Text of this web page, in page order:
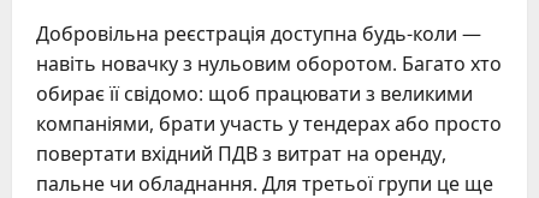
Добровільна реєстрація доступна будь-коли —
навіть новачку з нульовим оборотом. Багато хто
обирає її свідомо: щоб працювати з великими
компаніями, брати участь у тендерах або просто
повертати вхідний ПДВ з витрат на оренду,
пальне чи обладнання. Для третьої групи це ще